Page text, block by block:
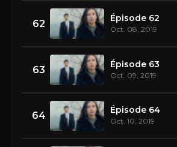
62 Épisode 62
Oct. 08, 2019
63 Épisode 63
Oct. 09, 2019
64 Épisode 64
Oct. 10, 2019